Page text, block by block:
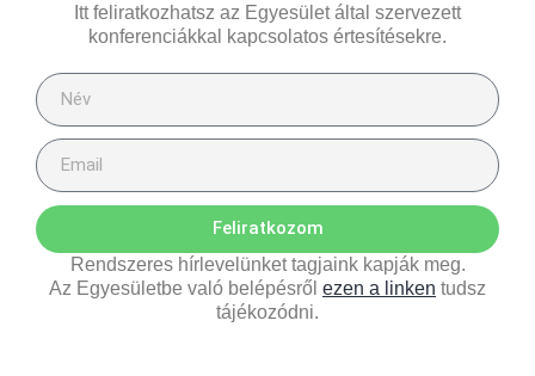
Itt feliratkozhatsz az Egyesület által szervezett
konferenciákkal kapcsolatos értesítésekre.
Feliratkozom
Rendszeres hírlevelünket tagjaink kapják meg.
Az Egyesületbe való belépésről ezen a linken tudsz
tájékozódni.